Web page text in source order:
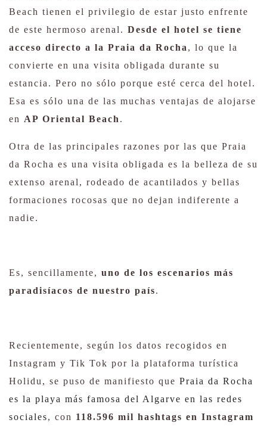
Beach tienen el privilegio de estar justo enfrente
de este hermoso arenal. Desde el hotel se tiene
acceso directo a la Praia da Rocha , lo que la
convierte en una visita obligada durante su
estancia. Pero no sólo porque esté cerca del hotel.
Esa es sólo una de las muchas ventajas de alojarse
en AP Oriental Beach .
Otra de las principales razones por las que Praia
da Rocha es una visita obligada es la belleza de su
extenso arenal, rodeado de acantilados y bellas
formaciones rocosas que no dejan indiferente a
nadie.
Es, sencillamente, uno de los escenarios más
paradisíacos de nuestro país.
Recientemente, según los datos recogidos en
Instagram y Tik Tok por la plataforma turística
Holidu, se puso de manifiesto que Praia da Rocha
es la playa más famosa del Algarve en las redes
sociales, con 118.596 mil hashtags en Instagram